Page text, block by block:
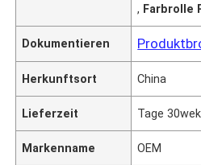
, Farbrolle
Dokumentieren
Herkunftsort China
Lieferzeit Tage 30wek
Markenname OEM